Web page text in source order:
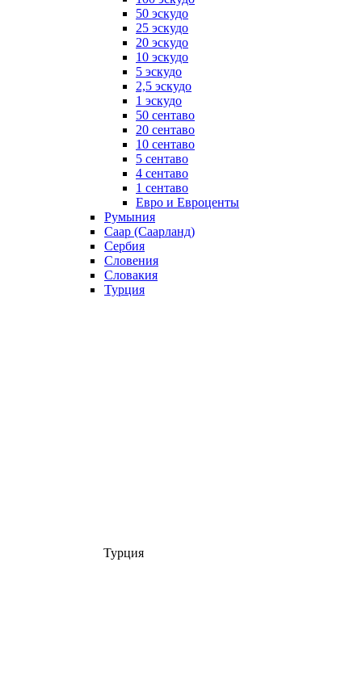
50 эскудо
25 эскудо
20 эскудо
10 эскудо
5 эскудо
2,5 эскудо
1 эскудо
50 сентаво
20 сентаво
10 сентаво
5 сентаво
4 сентаво
1 сентаво
Евро и Евроценты
Румыния
Саар (Саарланд)
Сербия
Словения
Словакия
Турция
Турция